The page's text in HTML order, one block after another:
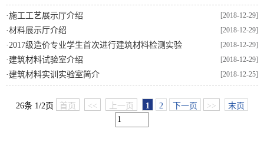
[2018-12-29]
·施工工艺展示厅介绍
[2018-12-29]
·材料展示厅介绍
[2018-12-29]
·2017级造价专业学生首次进行建筑材料检测实验
[2018-12-29]
· 建筑材料试验室介绍
[2018-12-25]
· 建筑材料实训实验室简介
26条 1/2页 首页 << 上一页 1 2 下一页 >> 末页